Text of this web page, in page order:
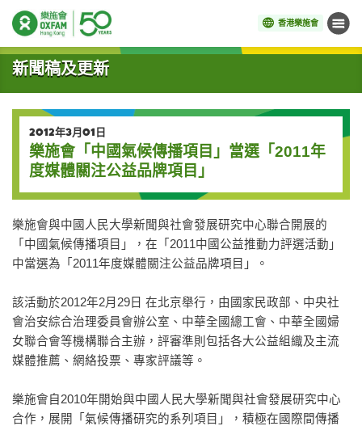
香港樂施會 目錄
開始主要內容
新聞稿及更新
2012年3月01日
樂施會「中國氣候傳播項目」當選「2011年
度媒體關注公益品牌項目」
樂施會與中國人民大學新聞與社會發展研究中心聯合開展的
「中國氣候傳播項目」，在「2011中國公益推動力評選活動」
中當選為「2011年度媒體關注公益品牌項目」。
該活動於2012年2月29日 在北京舉行，由國家民政部、中央社
會治安綜合治理委員會辦公室、中華全國總工會、中華全國婦
女聯合會等機構聯合主辦，評審準則包括各大公益組織及主流
媒體推薦、網絡投票、專家評議等。
樂施會自2010年開始與中國人民大學新聞與社會發展研究中心
合作，展開「氣候傳播研究的系列項目」，積極在國際間傳播